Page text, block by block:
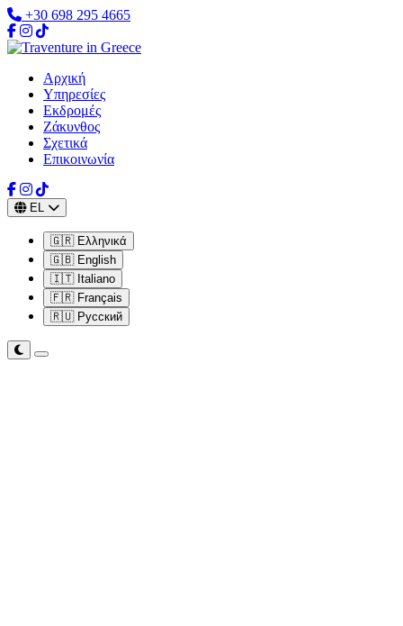
+30 698 295 4665
Αρχική
Υπηρεσίες
Εκδρομές
Ζάκυνθος
Σχετικά
Επικοινωνία
EL
🇬🇷 Ελληνικά
🇬🇧 English
🇮🇹 Italiano
🇫🇷 Français
🇷🇺 Русский